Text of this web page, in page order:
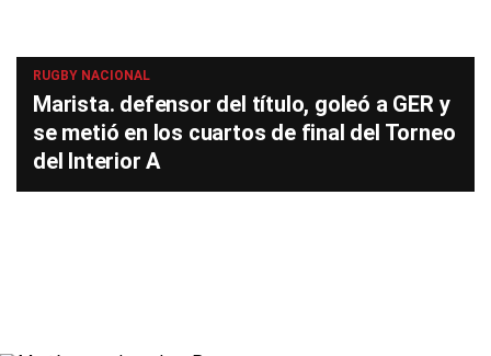
RUGBY NACIONAL
Marista. defensor del título, goleó a GER y
se metió en los cuartos de final del Torneo
del Interior A